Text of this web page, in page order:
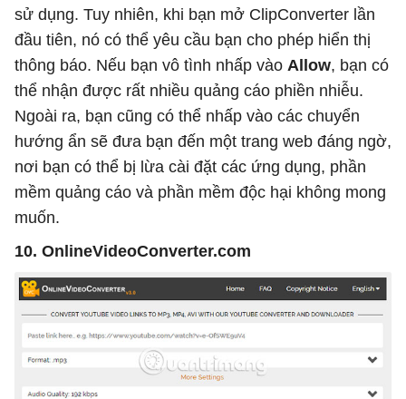
sử dụng. Tuy nhiên, khi bạn mở ClipConverter lần
đầu tiên, nó có thể yêu cầu bạn cho phép hiển thị
thông báo. Nếu bạn vô tình nhấp vào Allow, bạn có
thể nhận được rất nhiều quảng cáo phiền nhiễu.
Ngoài ra, bạn cũng có thể nhấp vào các chuyển
hướng ẩn sẽ đưa bạn đến một trang web đáng ngờ,
nơi bạn có thể bị lừa cài đặt các ứng dụng, phần
mềm quảng cáo và phần mềm độc hại không mong
muốn.
10. OnlineVideoConverter.com